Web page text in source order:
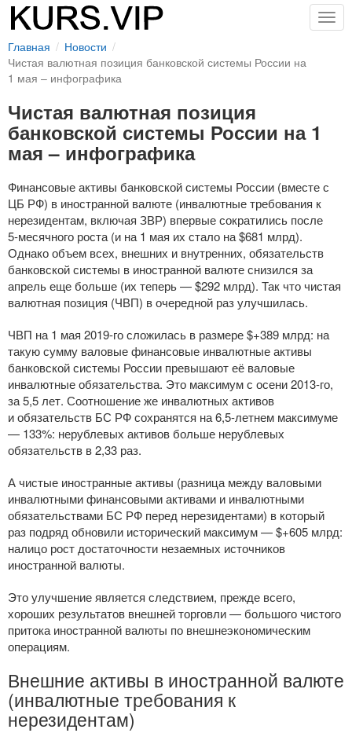
Главная
Новости
Чистая валютная позиция банковской системы России на
1 мая – инфографика
Чистая валютная позиция
банковской системы России на 1
мая – инфографика
Финансовые активы банковской системы России (вместе с
ЦБ РФ) в иностранной валюте (инвалютные требования к
нерезидентам, включая ЗВР) впервые сократились после
5-месячного роста (и на 1 мая их стало на $681 млрд).
Однако объем всех, внешних и внутренних, обязательств
банковской системы в иностранной валюте снизился за
апрель еще больше (их теперь — $292 млрд). Так что чистая
валютная позиция (ЧВП) в очередной раз улучшилась.
ЧВП на 1 мая 2019-госложилась в размере $+389 млрд: на
такую сумму валовые финансовые инвалютные активы
банковской системы России превышают её валовые
инвалютные обязательства. Это максимум с осени2013-го,
за 5,5 лет. Соотношение же инвалютных активов
и обязательств БС РФ сохранятся на 6,5-летнем максимуме
— 133%: нерублевых активов больше нерублевых
обязательств в 2,33 раз.
А чистые иностранные активы (разница между валовыми
инвалютными финансовыми активами и инвалютными
обязательствами БС РФ перед нерезидентами) в который
раз подряд обновили исторический максимум — $+605 млрд:
налицо рост достаточности незаемных источников
иностранной валюты.
Это улучшение является следствием, прежде всего,
хороших результатов внешней торговли — большого чистого
притока иностранной валюты по внешнеэкономическим
операциям.
Внешние активы в иностранной валюте
(инвалютные требования к
нерезидентам)